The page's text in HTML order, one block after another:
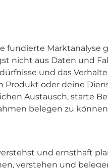
fundierte Marktanalyse
nicht aus Daten und
und das
Produkt oder deine
Austausch, starte
belegen zu
und ernsthaft
verstehen und